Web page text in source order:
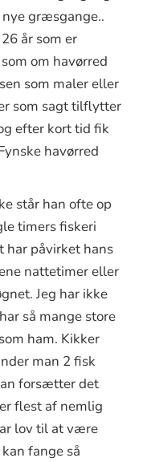
græsgange..
år som er
om havørred
som maler eller
som sagt tilflytter
efter kort tid fik
havørred
står han ofte op
timers fiskeri
har påvirket hans
nattetimer eller
Jeg har ikke
så mange store
ham. Kikker
man 2 fisk
forsætter det
flest af nemlig
lov til at være
fange så